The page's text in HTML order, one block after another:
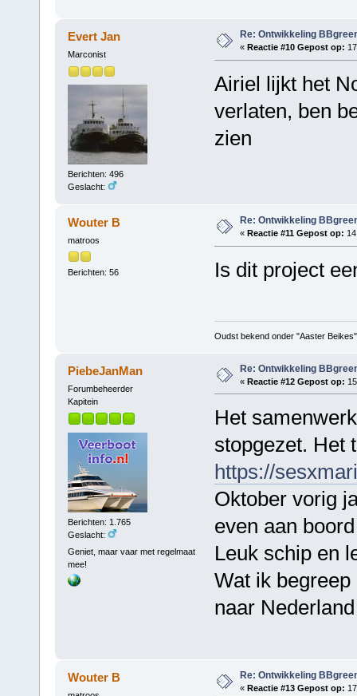
Evert Jan
Marconist
Berichten: 496
Geslacht:
Re: Ontwikkeling
« Reactie #10 Gepost op:
Airiel lijkt het
verlaten, ben
zien
Wouter B
matroos
Berichten: 56
Re: Ontwikkeling
« Reactie #11 Gepost op:
Is dit project
Oudst bekend onder "Aaster
PiebeJanMan
Forumbeheerder
Kapitein
Berichten: 1.765
Geslacht:
Geniet, maar vaar met regelmaat
mee!
Re: Ontwikkeling
« Reactie #12 Gepost op:
Het
stopgezet. Het
https://
Oktober vorig
even aan
Leuk schip en
Wat ik
naar
Wouter B Re: Ontwikkeling
« Reactie #13 Gepost op: